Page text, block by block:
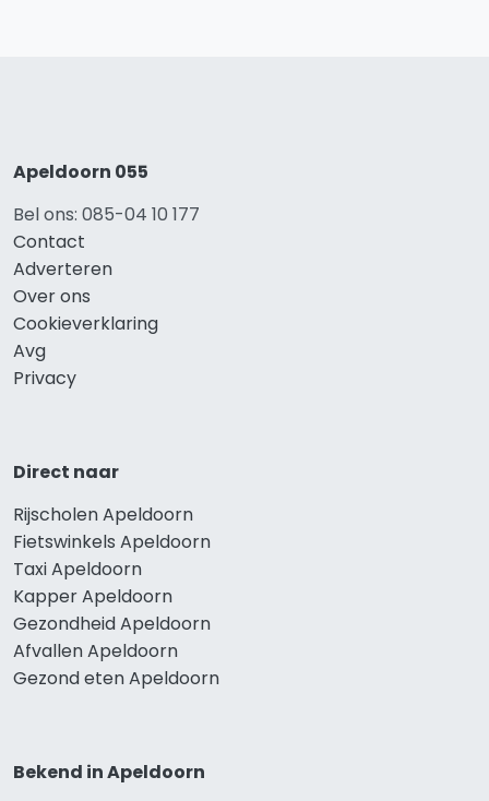
Apeldoorn 055
Bel ons: 085-04 10 177
Contact
Adverteren
Over ons
Cookieverklaring
Avg
Privacy
Direct naar
Rijscholen Apeldoorn
Fietswinkels Apeldoorn
Taxi Apeldoorn
Kapper Apeldoorn
Gezondheid Apeldoorn
Afvallen Apeldoorn
Gezond eten Apeldoorn
Bekend in Apeldoorn